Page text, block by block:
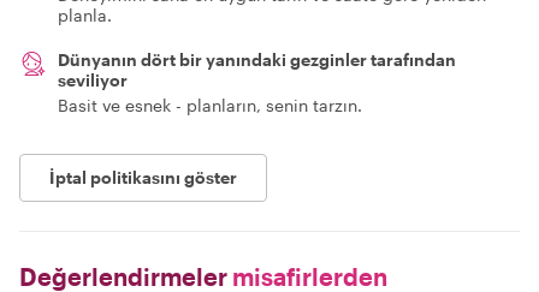
planla.
Dünyanın dört bir yanındaki gezginler tarafından
seviliyor
Basit ve esnek - planların, senin tarzın.
İptal politikasını göster
Değerlendirmeler misafirlerden